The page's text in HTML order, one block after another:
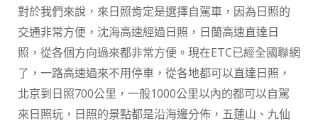
對於我們來說，來日照肯定是選擇自駕車，因為日照的
交通非常方便，沈海高速經過日照，日蘭高速直達日
照，從各個方向過來都非常方便。現在ETC已經全國聯網
了，一路高速過來不用停車，從各地都可以直達日照，
北京到日照700公里，一般1000公里以內的都可以自駕
來日照玩，日照的景點都是沿海邊分佈，五蓮山、九仙